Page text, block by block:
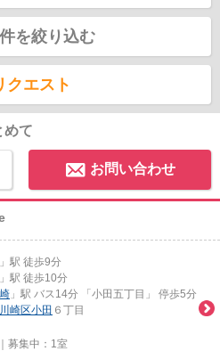
を絞り込む
クエスト
めて
お問い合わせ
」駅 徒歩9分
」駅 徒歩10分
」駅 バス14分 「小田五丁目」 停歩5分
崎区小田 ６丁目
募集中： 1室